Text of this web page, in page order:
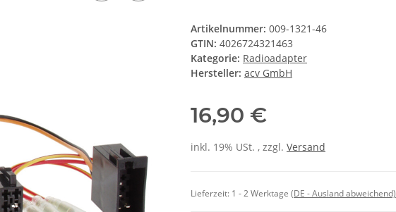
Artikelnummer: 009-1321-46
GTIN: 4026724321463
Kategorie: Radioadapter
Hersteller: acv GmbH
16,90 €
inkl. 19% USt. , zzgl. Versand
Lieferzeit: 1 - 2 Werktage (DE - Ausland abweichend)